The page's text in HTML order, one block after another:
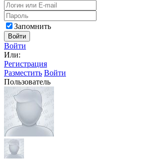
Запомнить
Войти
Войти
Или:
Регистрация
Разместить Войти
Пользователь